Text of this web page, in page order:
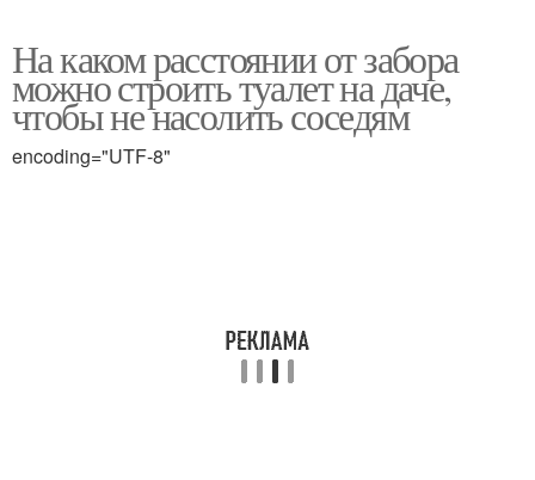
На каком расстоянии от забора
можно строить туалет на даче,
чтобы не насолить соседям
encoding="UTF-8"